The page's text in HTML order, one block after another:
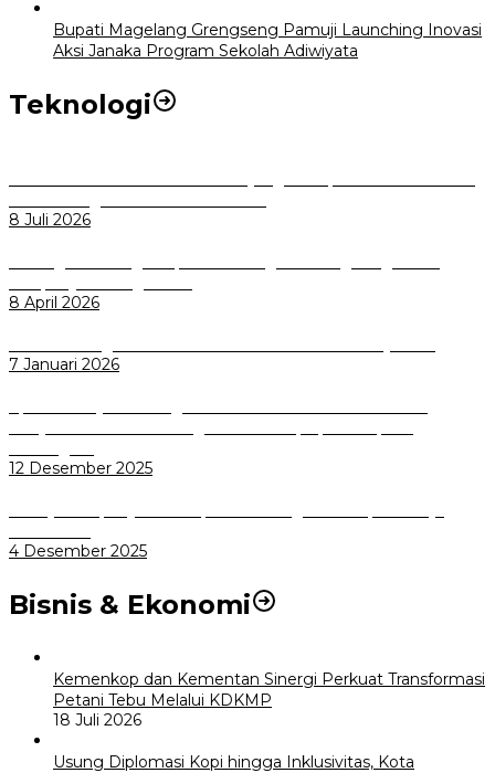
Bupati Magelang Grengseng Pamuji Launching Inovasi
Aksi Janaka Program Sekolah Adiwiyata
Teknologi
8 Juli 2026
8 April 2026
7 Januari 2026
12 Desember 2025
4 Desember 2025
Bisnis & Ekonomi
Kemenkop dan Kementan Sinergi Perkuat Transformasi
Petani Tebu Melalui KDKMP
18 Juli 2026
Usung Diplomasi Kopi hingga Inklusivitas, Kota